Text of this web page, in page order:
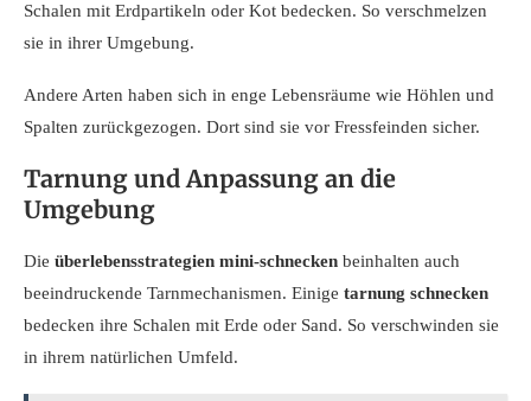
Schalen mit Erdpartikeln oder Kot bedecken. So verschmelzen
sie in ihrer Umgebung.
Andere Arten haben sich in enge Lebensräume wie Höhlen und
Spalten zurückgezogen. Dort sind sie vor Fressfeinden sicher.
Tarnung und Anpassung an die
Umgebung
Die überlebensstrategien mini-schnecken beinhalten auch
beeindruckende Tarnmechanismen. Einige tarnung schnecken
bedecken ihre Schalen mit Erde oder Sand. So verschwinden sie
in ihrem natürlichen Umfeld.